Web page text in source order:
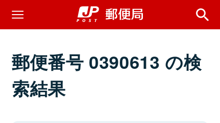
郵便番号 0390613 の検
索結果